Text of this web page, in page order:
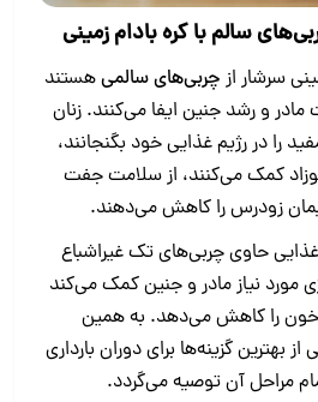
سالم با کره بادام زمینی
سرشار از چربی‌های سالمیهستند
و رشد جنین ایفا می‌کنند. زنان
را در رژیم غذایی خود بگنجانند،
کمک می‌کنند، از سلامت جفت
زودرس را کاهش می‌دهند.
حاوی چربی‌های تک ‌غیراشباع
مورد نیاز مادر و جنین کمک می‌کند
را کاهش می‌دهد. به همین
بهترین گزینه‌ها برای دوران بارداری
مراحل آن توصیه می‌گردد.